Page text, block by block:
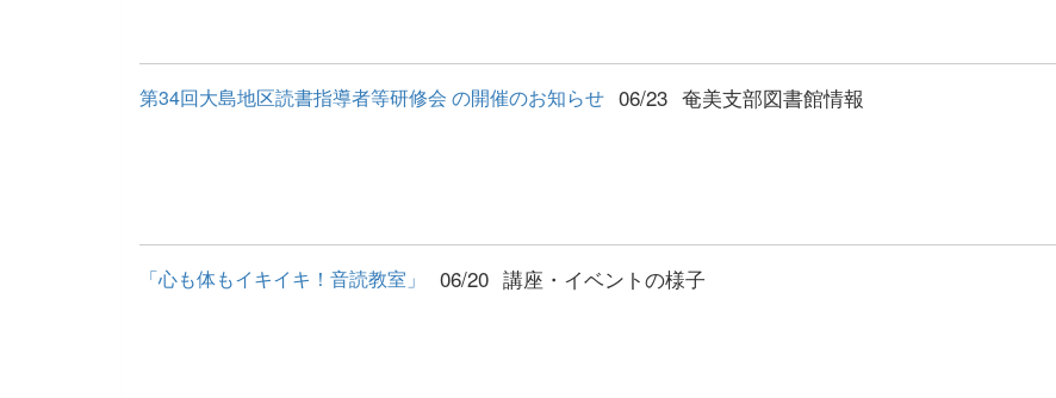
第34回大島地区読書指導者等研修会 の開催のお知らせ 06/23 奄美支部図書館情報
「心も体もイキイキ！音読教室」 06/20 講座・イベントの様子